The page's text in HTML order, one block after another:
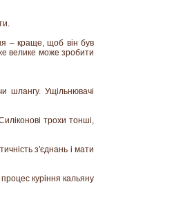
– краще, щоб він був
велике може зробити
шлангу. Ущільнювачі
трохи тонші,
з'єднань і мати
куріння кальяну